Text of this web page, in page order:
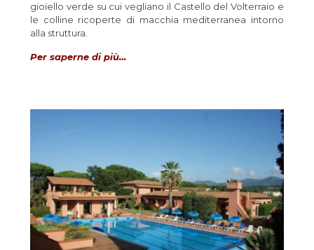
gioiello verde su cui vegliano il Castello del Volterraio e
le colline ricoperte di macchia mediterranea intorno
alla struttura.
Per saperne di più…